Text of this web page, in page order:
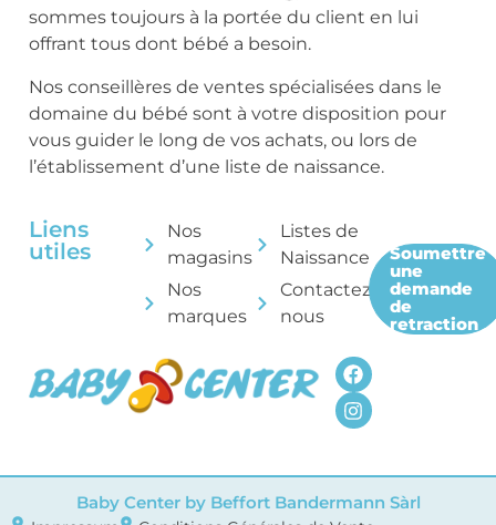
sommes toujours à la portée du client en lui
offrant tous dont bébé a besoin.
Nos conseillères de ventes spécialisées dans le
domaine du bébé sont à votre disposition pour
vous guider le long de vos achats, ou lors de
l’établissement d’une liste de naissance.
Liens
utiles
Nos
magasins
Nos
marques
Listes de
Naissance
Contactez-
nous
Soumettre
une
demande
de
retraction
Baby Center by Beffort Bandermann Sàrl